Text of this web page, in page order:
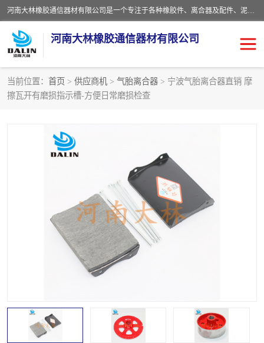
河南大林橡胶通信器材有限公司是一个专注于各种橡胶件、离合器及配件、泥浆泵及配件等产品设计制造和加工的企业。产品应用于矿山、冶金、石油、钢铁、化工、水泥、船舶、造纸、通用机械等各种大功率机械传动或制动装置。
河南大林橡胶通信器材有限公司
当前位置： 首页 > 供应商机 > 气胎离合器 > 宁波气胎离合器直销 摩
擦瓦开有磨损指示槽-方便日常磨损检查
推盘离合器 通风离合器
VC离合器
PO隔膜离合器 气胎离合器
气动元件
DY隔膜式离合器 CB离合器
实芯轮胎